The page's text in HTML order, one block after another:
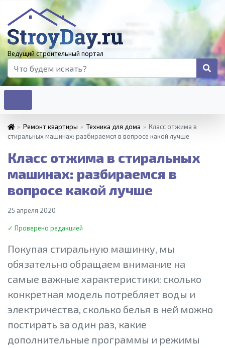
Ведущий строительный портал
» Ремонт квартиры » Техника для дома » Класс отжима в
стиральных машинах: разбираемся в вопросе какой лучше
Класс отжима в стиральных
машинах: разбираемся в
вопросе какой лучше
25 апреля 2020
✓ Проверено редакцией
Покупая стиральную машинку, мы
обязательно обращаем внимание на
самые важные характеристики: сколько
конкретная модель потребляет воды и
электричества, сколько белья в ней можно
постирать за один раз, какие
дополнительные программы и режимы